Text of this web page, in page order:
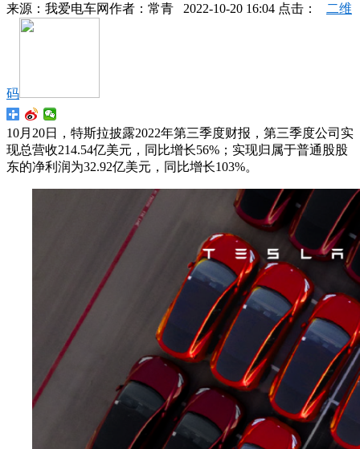
来源： 我爱电车网作者： 常青 2022-10-20 16:04 点击： 二维
码
10月20日，特斯拉披露2022年第三季度财报，第三季度公司实
现总营收214.54亿美元，同比增长56%；实现归属于普通股股
东的净利润为32.92亿美元，同比增长103%。